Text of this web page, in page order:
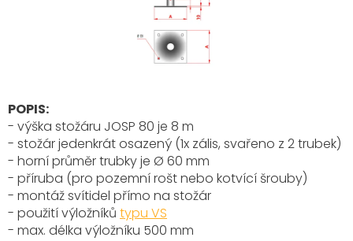
POPIS:
- výška stožáru JOSP 80 je 8 m
- stožár jedenkrát osazený (1x zális, svařeno z 2 trubek)
- horní průměr trubky je Ø 60 mm
- příruba (pro pozemní rošt nebo kotvící šrouby)
- montáž svítidel přímo na stožár
- použití výložníků typu VS
- max. délka výložníku 500 mm